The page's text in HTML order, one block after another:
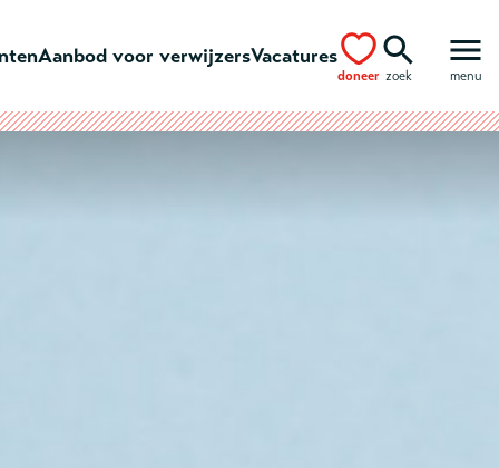
Aanbod voor verwijzersVacatures
doneer zoek menu